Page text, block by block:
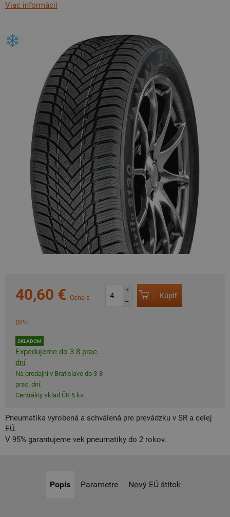
Viac informácií
40,60 € Cena s
DPH
SKLADOM
Expedujeme do 3-8 prac.
dní
Na predajni v Bratislave do 3-8
prac. dní.
Centrálny sklad ČR 5 ks.
+
–
Kúpiť
Pneumatika vyrobená a schválená pre prevádzku v SR a celej
EÚ.
V 95% garantujeme vek pneumatiky do 2 rokov.
Popis Parametre Nový EÚ štítok